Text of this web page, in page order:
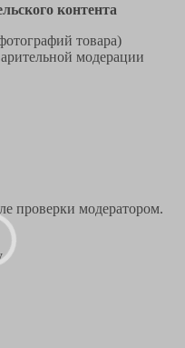
контента
товара)
модерации
проверки модератором.